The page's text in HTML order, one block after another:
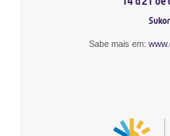
Sabe mais em: